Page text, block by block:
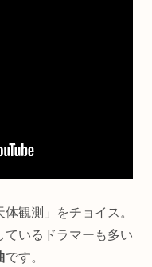
観測」をチョイス。
ているドラマーも多い
です。